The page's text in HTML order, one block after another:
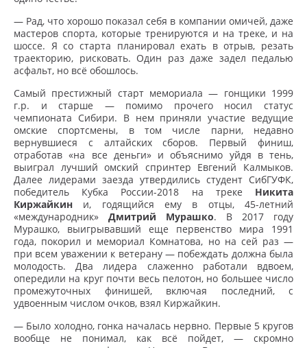
— Рад, что хорошо показал себя в компании омичей, даже
мастеров спорта, которые тренируются и на треке, и на
шоссе. Я со старта планировал ехать в отрыв, резать
траекторию, рисковать. Один раз даже задел педалью
асфальт, но всё обошлось.
Самый престижный старт мемориала — гонщики 1999
г.р. и старше — помимо прочего носил статус
чемпионата Сибири. В нем приняли участие ведущие
омские спортсмены, в том числе парни, недавно
вернувшиеся с алтайских сборов. Первый финиш,
отработав «на все деньги» и объяснимо уйдя в тень,
выиграл лучший омский спринтер Евгений Калмыков.
Далее лидерами заезда утвердились студент СибГУФК,
победитель Кубка России-2018 на треке Никита
Киржайкин и, годящийся ему в отцы, 45-летний
«международник» Дмитрий Мурашко. В 2017 году
Мурашко, выигрывавший еще первенство мира 1991
года, покорил и мемориал Комнатова, но на сей раз —
при всем уважении к ветерану — побеждать должна была
молодость. Два лидера слаженно работали вдвоем,
опередили на круг почти весь пелотон, но большее число
промежуточных финишей, включая последний, с
удвоенным числом очков, взял Киржайкин.
— Было холодно, гонка началась нервно. Первые 5 кругов
вообще не понимал, как всё пойдет, — скромно